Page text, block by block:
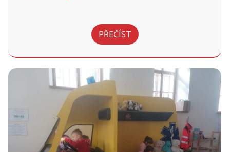
PŘEČÍST